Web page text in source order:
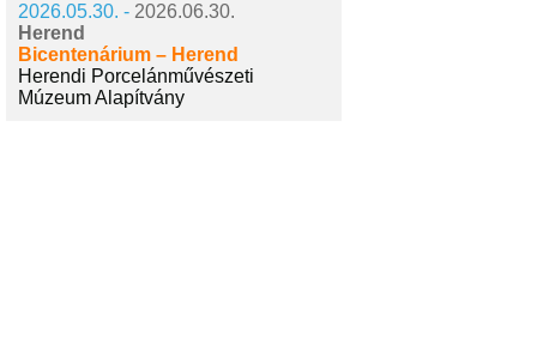
2026.05.30. - 2026.06.30.
Herend
Bicentenárium – Herend
Herendi Porcelánművészeti
Múzeum Alapítvány